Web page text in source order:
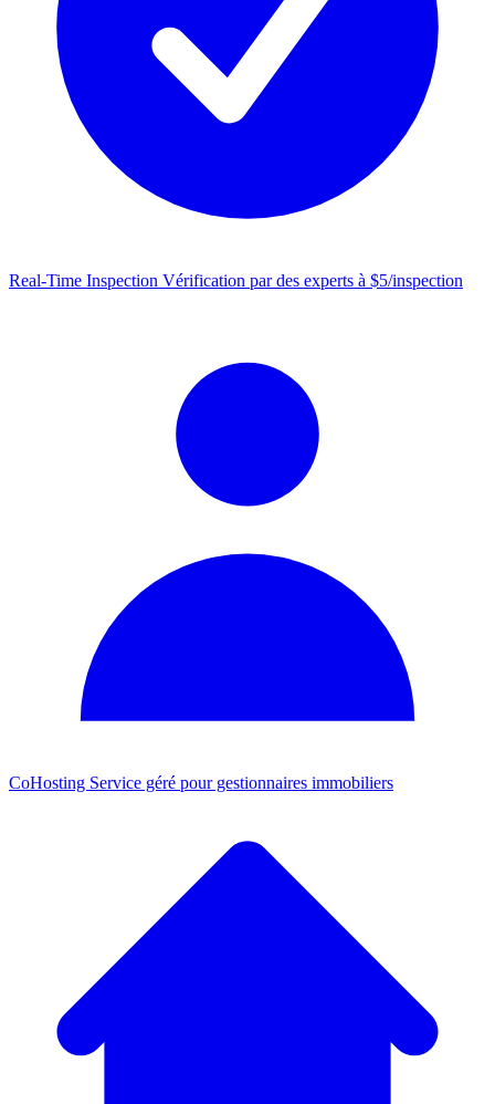
Real-Time Inspection Vérification par des experts à $5/inspection
CoHosting Service géré pour gestionnaires immobiliers